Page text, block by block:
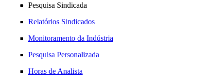
Pesquisa Sindicada
Relatórios Sindicados
Monitoramento da Indústria
Pesquisa Personalizada
Horas de Analista